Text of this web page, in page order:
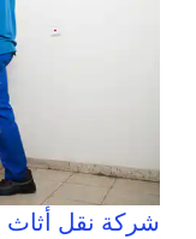
شركة نقل أثاث